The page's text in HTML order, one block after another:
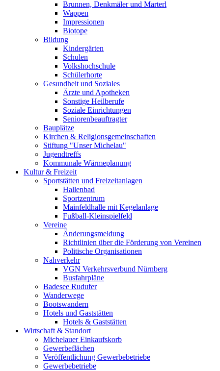
Brunnen, Denkmäler und Marterl
Wappen
Impressionen
Biotope
Bildung
Kindergärten
Schulen
Volkshochschule
Schülerhorte
Gesundheit und Soziales
Ärzte und Apotheken
Sonstige Heilberufe
Soziale Einrichtungen
Seniorenbeauftragter
Bauplätze
Kirchen & Religionsgemeinschaften
Stiftung "Unser Michelau"
Jugendtreffs
Kommunale Wärmeplanung
Kultur & Freizeit
Sportstätten und Freizeitanlagen
Hallenbad
Sportzentrum
Mainfeldhalle mit Kegelanlage
Fußball-Kleinspielfeld
Vereine
Änderungsmeldung
Richtlinien über die Förderung von Vereinen
Politische Organisationen
Nahverkehr
VGN Verkehrsverbund Nürnberg
Busfahrpläne
Badesee Rudufer
Wanderwege
Bootswandern
Hotels und Gaststätten
Hotels & Gaststätten
Wirtschaft & Standort
Michelauer Einkaufskorb
Gewerbeflächen
Veröffentlichung Gewerbebetriebe
Gewerbebetriebe